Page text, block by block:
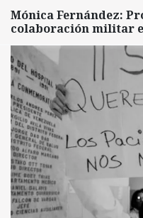
Mónica Fernández:
colaboración militar